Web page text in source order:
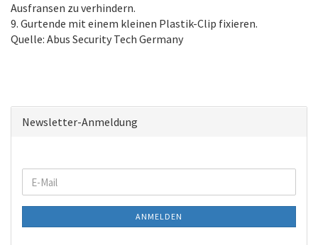
Ausfransen zu verhindern.
9. Gurtende mit einem kleinen Plastik-Clip fixieren.
Quelle: Abus Security Tech Germany
Newsletter-Anmeldung
WEITER
ZUR
NEWSLETTER-
E-
Mail
ANMELDEN